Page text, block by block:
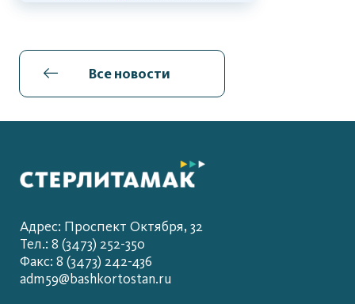
Все новости
Адрес: Проспект Октября, 32
Тел.: 8 (3473) 252-350
Факс: 8 (3473) 242-436
adm59@bashkortostan.ru